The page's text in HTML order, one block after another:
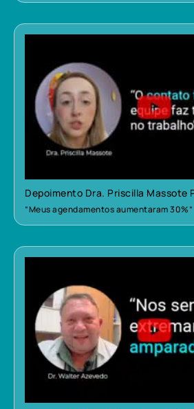
Depoimento Dra. Priscilla Massote
“Meus agendamentos aumentaram 30%”